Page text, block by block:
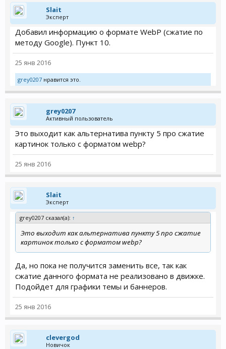
Slait
Эксперт
Добавил информацию о формате WebP (сжатие по
методу Google). Пункт 10.
25 янв 2016
grey0207 нравится это.
grey0207
Активный пользователь
Это выходит как альтернатива пункту 5 про сжатие
картинок только с форматом webp?
25 янв 2016
Slait
Эксперт
grey0207 сказал(а): ↑
Это выходит как альтернатива пункту 5 про сжатие
картинок только с форматом webp?
Да, но пока не получится заменить все, так как
сжатие данного формата не реализовано в движке.
Подойдет для графики темы и баннеров.
25 янв 2016
clevergod
Новичок